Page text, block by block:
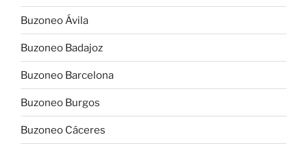
Buzoneo Ávila
Buzoneo Badajoz
Buzoneo Barcelona
Buzoneo Burgos
Buzoneo Cáceres